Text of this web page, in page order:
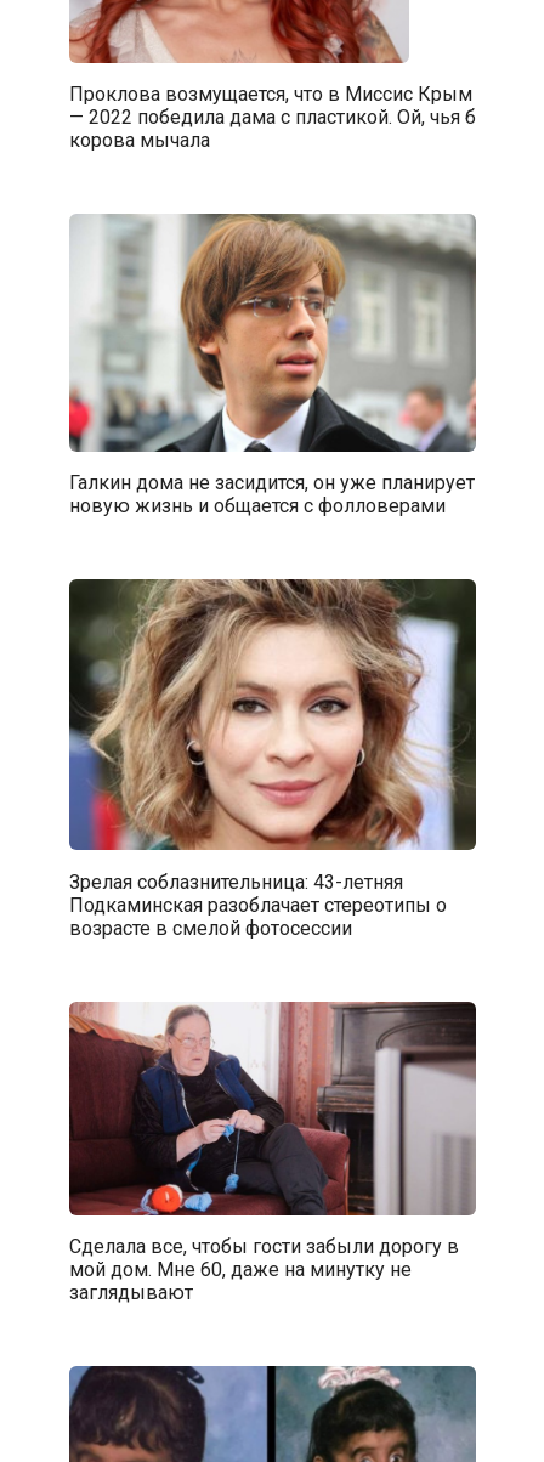
Проклова возмущается, что в Миссис Крым
— 2022 победила дама с пластикой. Ой, чья б
корова мычала
Галкин дома не засидится, он уже планирует
новую жизнь и общается с фолловерами
Зрелая соблазнительница: 43-летняя
Подкаминская разоблачает стереотипы о
возрасте в смелой фотосессии
Сделала все, чтобы гости забыли дорогу в
мой дом. Мне 60, даже на минутку не
заглядывают